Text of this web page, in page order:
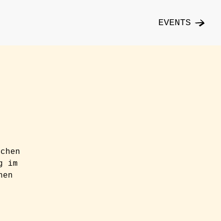
EVENTS
im